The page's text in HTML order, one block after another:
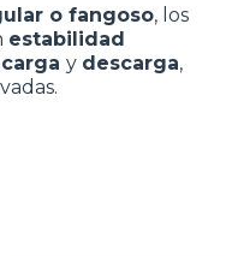
o fangoso, los
estabilidad
carga y descarga,